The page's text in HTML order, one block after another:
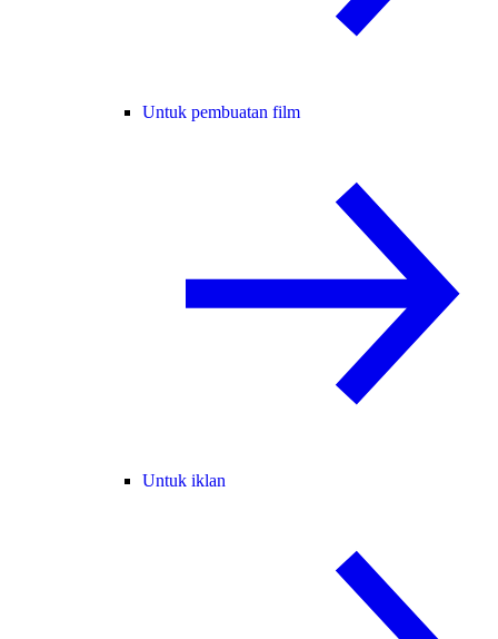
Untuk pembuatan film
Untuk iklan